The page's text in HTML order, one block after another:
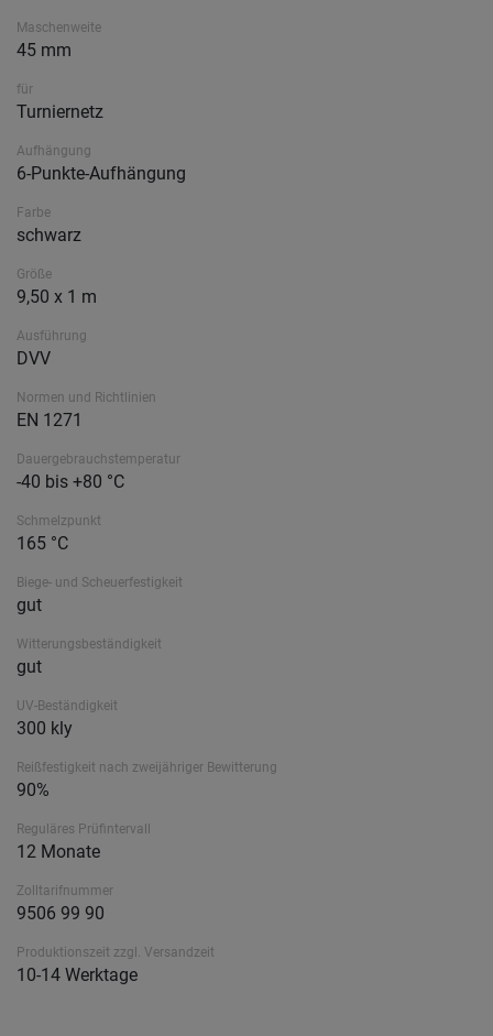
Maschenweite
45 mm
für
Turniernetz
Aufhängung
6-Punkte-Aufhängung
Farbe
schwarz
Größe
9,50 x 1 m
Ausführung
DVV
Normen und Richtlinien
EN 1271
Dauergebrauchstemperatur
-40 bis +80 °C
Schmelzpunkt
165 °C
Biege- und Scheuerfestigkeit
gut
Witterungsbeständigkeit
gut
UV-Beständigkeit
300 kly
Reißfestigkeit nach zweijähriger Bewitterung
90%
Reguläres Prüfintervall
12 Monate
Zolltarifnummer
9506 99 90
Produktionszeit zzgl. Versandzeit
10-14 Werktage